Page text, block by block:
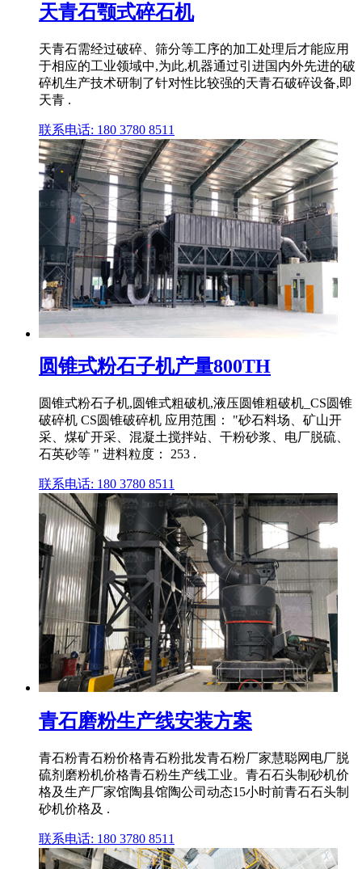
天青石颚式碎石机
天青石需经过破碎、筛分等工序的加工处理后才能应用
于相应的工业领域中,为此,机器通过引进国内外先进的破
碎机生产技术研制了针对性比较强的天青石破碎设备,即
天青 .
联系电话: 180 3780 8511
圆锥式粉石子机产量800TH
圆锥式粉石子机,圆锥式粗破机,液压圆锥粗破机_CS圆锥
破碎机 CS圆锥破碎机 应用范围： "砂石料场、矿山开
采、煤矿开采、混凝土搅拌站、干粉砂浆、电厂脱硫、
石英砂等 " 进料粒度： 253 .
联系电话: 180 3780 8511
青石磨粉生产线安装方案
青石粉青石粉价格青石粉批发青石粉厂家慧聪网电厂脱
硫剂磨粉机价格青石粉生产线工业。青石石头制砂机价
格及生产厂家馆陶县馆陶公司动态15小时前青石石头制
砂机价格及 .
联系电话: 180 3780 8511